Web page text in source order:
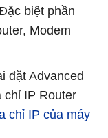
biệt phần
Modem
đặt Advanced
chỉ IP Router
chỉ IP của máy